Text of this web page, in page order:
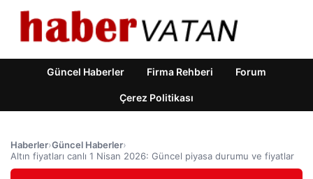
Güncel Haberler Firma Rehberi Forum
Çerez Politikası
Haberler›Güncel Haberler›
Altın fiyatları canlı 1 Nisan 2026: Güncel piyasa durumu ve fiyatlar